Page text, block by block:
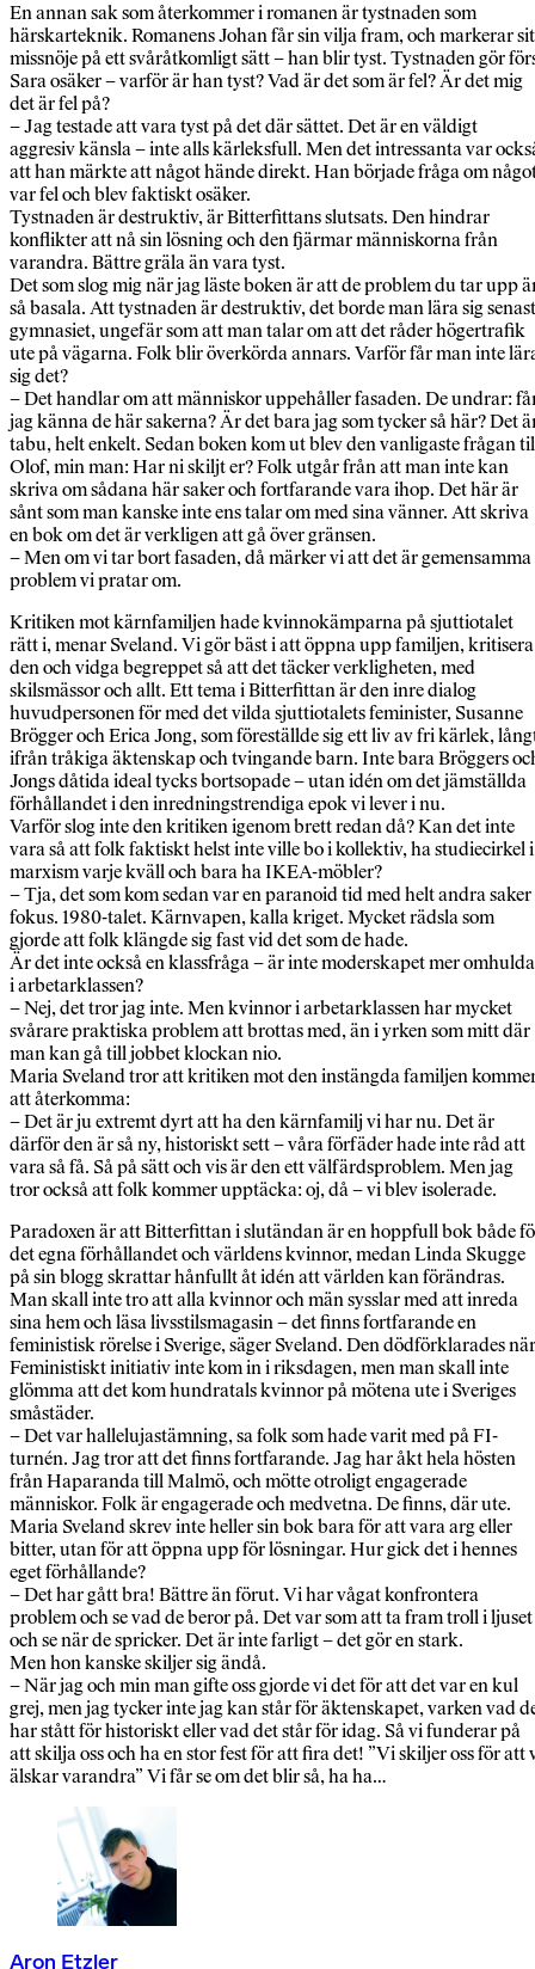
En annan sak som återkommer i romanen är tystnaden som
härskarteknik. Romanens Johan får sin vilja fram, och markerar
missnöje på ett svåråtkomligt sätt – han blir tyst. Tystnaden gör
Sara osäker – varför är han tyst? Vad är det som är fel? Är det mig
det är fel på?
– Jag testade att vara tyst på det där sättet. Det är en väldigt
aggresiv känsla – inte alls kärleksfull. Men det intressanta var
att han märkte att något hände direkt. Han började fråga om
var fel och blev faktiskt osäker.
Tystnaden är destruktiv, är Bitterfittans slutsats. Den hindrar
konflikter att nå sin lösning och den fjärmar människorna från
varandra. Bättre gräla än vara tyst.
Det som slog mig när jag läste boken är att de problem du tar upp
så basala. Att tystnaden är destruktiv, det borde man lära sig
gymnasiet, ungefär som att man talar om att det råder högertrafik
ute på vägarna. Folk blir överkörda annars. Varför får man inte
sig det?
– Det handlar om att människor uppehåller fasaden. De undrar:
jag känna de här sakerna? Är det bara jag som tycker så här? Det
tabu, helt enkelt. Sedan boken kom ut blev den vanligaste frågan
Olof, min man: Har ni skiljt er? Folk utgår från att man inte kan
skriva om sådana här saker och fortfarande vara ihop. Det här är
sånt som man kanske inte ens talar om med sina vänner. Att skriva
en bok om det är verkligen att gå över gränsen.
– Men om vi tar bort fasaden, då märker vi att det är gemensamma
problem vi pratar om.
Kritiken mot kärnfamiljen hade kvinnokämparna på sjuttiotalet
rätt i, menar Sveland. Vi gör bäst i att öppna upp familjen, kritisera
den och vidga begreppet så att det täcker verkligheten, med
skilsmässor och allt. Ett tema i Bitterfittan är den inre dialog
huvudpersonen för med det vilda sjuttiotalets feminister, Susanne
Brögger och Erica Jong, som föreställde sig ett liv av fri kärlek,
ifrån tråkiga äktenskap och tvingande barn. Inte bara Bröggers
Jongs dåtida ideal tycks bortsopade – utan idén om det jämställda
förhållandet i den inredningstrendiga epok vi lever i nu.
Varför slog inte den kritiken igenom brett redan då? Kan det inte
vara så att folk faktiskt helst inte ville bo i kollektiv, ha studiecirkel i
marxism varje kväll och bara ha IKEA-möbler?
– Tja, det som kom sedan var en paranoid tid med helt andra saker
fokus. 1980-talet. Kärnvapen, kalla kriget. Mycket rädsla som
gjorde att folk klängde sig fast vid det som de hade.
Är det inte också en klassfråga – är inte moderskapet mer
i arbetarklassen?
– Nej, det tror jag inte. Men kvinnor i arbetarklassen har mycket
svårare praktiska problem att brottas med, än i yrken som mitt där
man kan gå till jobbet klockan nio.
Maria Sveland tror att kritiken mot den instängda familjen
att återkomma:
– Det är ju extremt dyrt att ha den kärnfamilj vi har nu. Det är
därför den är så ny, historiskt sett – våra förfäder hade inte råd att
vara så få. Så på sätt och vis är den ett välfärdsproblem. Men jag
tror också att folk kommer upptäcka: oj, då – vi blev isolerade.
Paradoxen är att Bitterfittan i slutändan är en hoppfull bok både
det egna förhållandet och världens kvinnor, medan Linda Skugge
på sin blogg skrattar hånfullt åt idén att världen kan förändras.
Man skall inte tro att alla kvinnor och män sysslar med att inreda
sina hem och läsa livsstilsmagasin – det finns fortfarande en
feministisk rörelse i Sverige, säger Sveland. Den dödförklarades när
Feministiskt initiativ inte kom in i riksdagen, men man skall inte
glömma att det kom hundratals kvinnor på mötena ute i Sveriges
småstäder.
– Det var hallelujastämning, sa folk som hade varit med på FI-
turnén. Jag tror att det finns fortfarande. Jag har åkt hela hösten
från Haparanda till Malmö, och mötte otroligt engagerade
människor. Folk är engagerade och medvetna. De finns, där ute.
Maria Sveland skrev inte heller sin bok bara för att vara arg eller
bitter, utan för att öppna upp för lösningar. Hur gick det i hennes
eget förhållande?
– Det har gått bra! Bättre än förut. Vi har vågat konfrontera
problem och se vad de beror på. Det var som att ta fram troll i ljuset
och se när de spricker. Det är inte farligt – det gör en stark.
Men hon kanske skiljer sig ändå.
– När jag och min man gifte oss gjorde vi det för att det var en kul
grej, men jag tycker inte jag kan står för äktenskapet, varken vad
har stått för historiskt eller vad det står för idag. Så vi funderar på
att skilja oss och ha en stor fest för att fira det! ”Vi skiljer oss för att
älskar varandra” Vi får se om det blir så, ha ha…
Aron Etzler